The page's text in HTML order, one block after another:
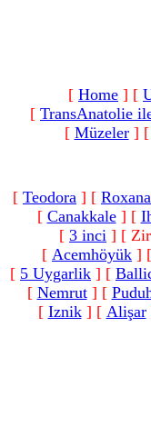
[ Home ] [
[ TransAnatolie
[ Müzeler] [
[ Teodora ] [ Roxana
[ Canakkale] [
[ 3 inci ] [
[ Acemhöyük ] [
[ 5 Uygarlik ] [
[ Nemrut] [
[ Iznik] [ Alişar